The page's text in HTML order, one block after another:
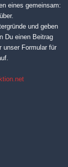
eines gemeinsam:
und geben
Du einen Beitrag
unser Formular für